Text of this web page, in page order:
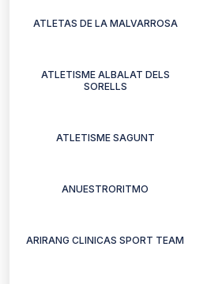
ATLETAS DE LA MALVARROSA
ATLETISME ALBALAT DELS
SORELLS
ATLETISME SAGUNT
ANUESTRORITMO
ARIRANG CLINICAS SPORT TEAM